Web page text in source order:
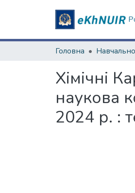
Головна
Хімічні
наукова
2024 р. :